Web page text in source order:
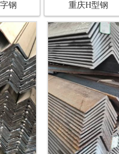
钢 重庆H型钢